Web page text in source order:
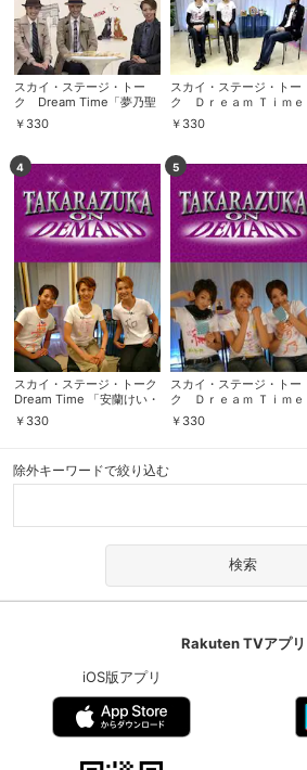
スカイ・ステージ・トー
ク Dream Time「夢乃聖
夏・真地佑果・永久輝せ
あ」
￥ 330
スカイ・ステージ・トー
ク Ｄｒｅａｍ Ｔｉｍｅ
「凰稀かなめ・夢乃聖夏・
紅ゆずる」
￥ 330
4
スカイ・ステージ・トーク
Dream Time 「安蘭けい・
和涼華・夢乃聖夏」
￥ 330
5
スカイ・ステージ・トー
ク Ｄｒｅａｍ Ｔｉｍｅ
「柚希礼音・夢乃聖夏・紅
ゆずる」
￥ 330
除外キーワードで絞り込む
Rakuten TVアプリ
iOS版アプリ